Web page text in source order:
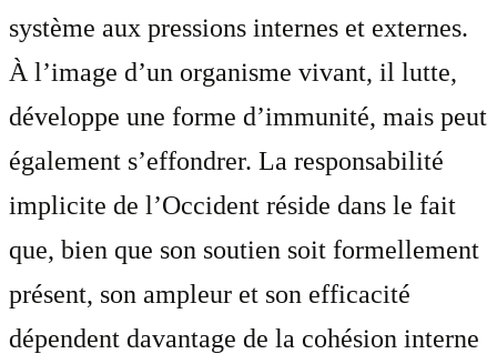
système aux pressions internes et externes.
À l’image d’un organisme vivant, il lutte,
développe une forme d’immunité, mais peut
également s’effondrer. La responsabilité
implicite de l’Occident réside dans le fait
que, bien que son soutien soit formellement
présent, son ampleur et son efficacité
dépendent davantage de la cohésion interne